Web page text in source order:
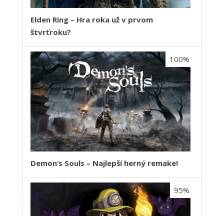
Elden Ring – Hra roka už v prvom
štvrťroku?
Demon‘s Souls – Najlepší herný remake!
100%
95%